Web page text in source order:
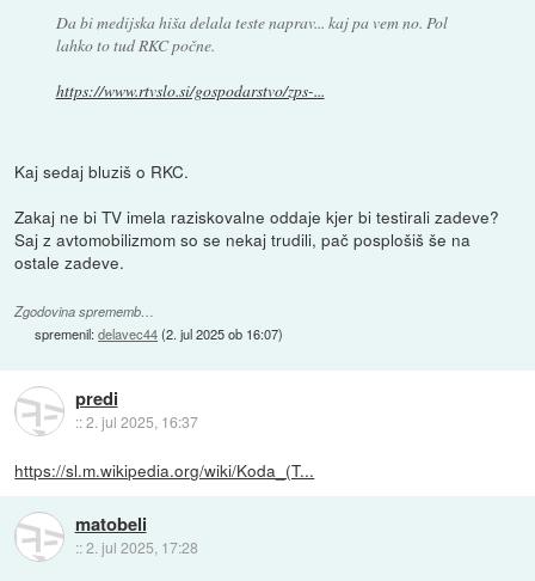
Da bi medijska hiša delala teste naprav... kaj pa vem no. Pol
lahko to tud RKC počne.
https://www.rtvslo.si/gospodarstvo/zps-...
Kaj sedaj bluziš o RKC.
Zakaj ne bi TV imela raziskovalne oddaje kjer bi testirali zadeve?
Saj z avtomobilizmom so se nekaj trudili, pač posplošiš še na
ostale zadeve.
Zgodovina sprememb…
spremenil:delavec44(2. jul 2025 ob 16:07)
predi
::2. jul 2025, 16:37
https://sl.m.wikipedia.org/wiki/Koda_(T...
matobeli
::2. jul 2025, 17:28